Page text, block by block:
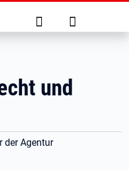
Suche Anmelden
und
der Agentur